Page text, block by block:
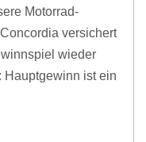
Motorrad-
versichert
wieder
Hauptgewinn ist ein